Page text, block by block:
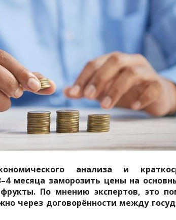
анализа и
месяца заморозить цены на
По мнению экспертов, это
через договорённости между